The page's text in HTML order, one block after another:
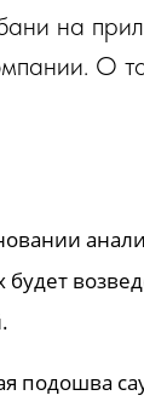
на
О
подошва